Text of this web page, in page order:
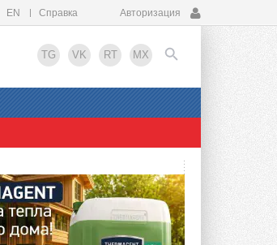
EN Справка Авторизация
TG VK RT MX
EN